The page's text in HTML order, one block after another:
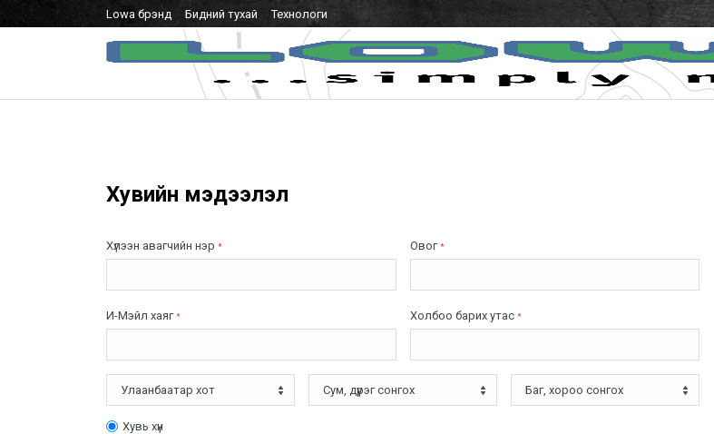
Lowa брэнд Бидний тухай Технологи
Хувийн мэдээлэл
Хүлээн авагчийн нэр * Овог *
И-Мэйл хаяг * Холбоо барих утас *
Хувь хүн